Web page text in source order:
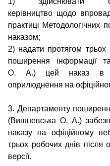
керівництво щодо
практиці Методологічних
наказом;
2) надати протягом трьох
поширення інформації
О. А.) цей наказ в
оприлюднення на
3. Департаменту
(Вишневська О. А.)
наказу на офіційному
трьох робочих днів після
версії.